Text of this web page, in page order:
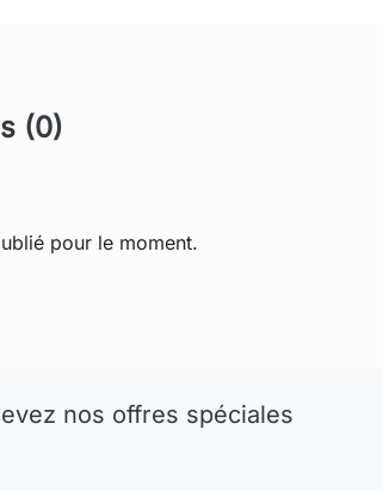
(0)
pour le moment.
nos offres spéciales